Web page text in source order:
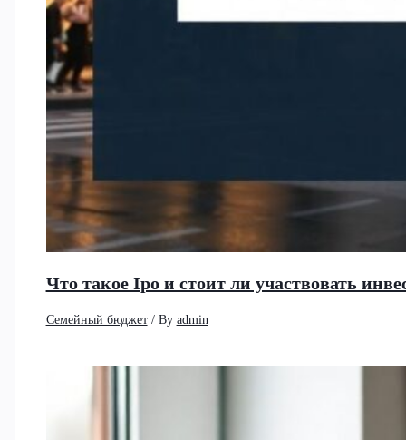
Что такое Ipo и стоит ли участвовать
Семейный бюджет/ By admin